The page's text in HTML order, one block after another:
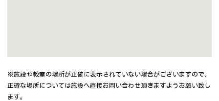
※施設や教室の場所が正確に表示されていない場合がございますので、
正確な場所については施設へ直接お問い合わせ頂きますようお願い致し
ます。